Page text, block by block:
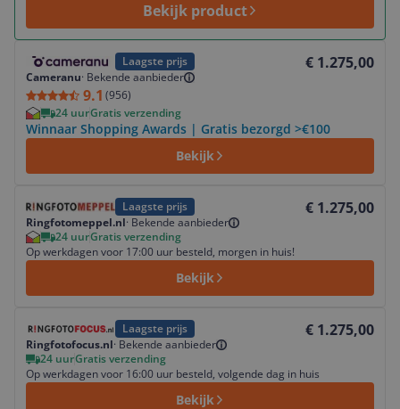
Bekijk product
Laagste prijs
Cameranu· Bekende aanbieder
9.1 (956)
€ 1.275,00
24 uurGratis verzending
Winnaar Shopping Awards | Gratis bezorgd >€100
Bekijk
Laagste prijs
Ringfotomeppel.nl· Bekende aanbieder
€ 1.275,00
24 uurGratis verzending
Op werkdagen voor 17:00 uur besteld, morgen in huis!
Bekijk
Laagste prijs
Ringfotofocus.nl· Bekende aanbieder
€ 1.275,00
24 uurGratis verzending
Op werkdagen voor 16:00 uur besteld, volgende dag in huis
Bekijk